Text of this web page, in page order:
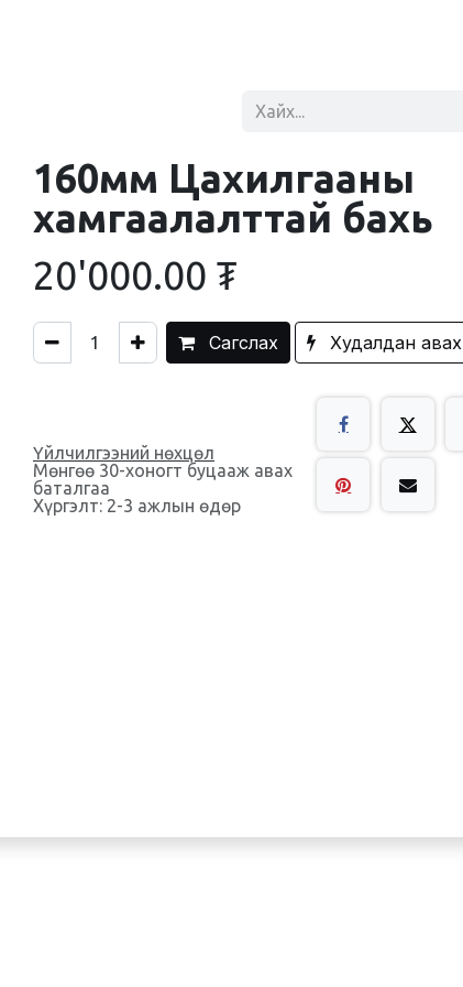
160мм Цахилгааны
хамгаалалттай бахь
20'000.00 ₮
Сагслах Худалдан авах
Үйлчилгээний нөхцөл
Мөнгөө 30-хоногт буцааж авах
баталгаа
Хүргэлт: 2-3 ажлын өдөр